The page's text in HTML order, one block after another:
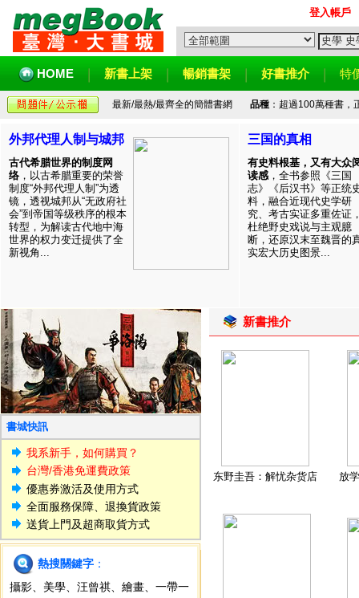
登入帳戶
HOME 新書上架 暢銷書架 好書推介 特
最新/最熱/最齊全的簡體書網 品種：超過100萬種書，
外邦代理人制与城邦
古代希腊世界的制度网
络 ，以古希腊重要的荣誉
制度“外邦代理人制”为透
镜，透视城邦从“无政府社
会”到帝国等级秩序的根本
转型，为解读古代地中海
世界的权力变迁提供了全
新视角...
三国的真相
有史料根基，又有大众
读感 ，全书参照《三国
志》《后汉书》等正统
料，融合近现代史学研
究、考古实证多重佐证
杜绝野史戏说与主观臆
断，还原汉末至魏晋的
实宏大历史图景...
書城快訊
我系新手，如何購買？
台灣/香港免運費政策
優惠券激活及使用方式
全面服務保障、退換貨政策
送貨上門及超商取貨方式
熱搜關鍵字 ：
攝影
美學 汪曾祺 繪畫
一帶一
新書推介
东野圭吾：解忧杂货店 放